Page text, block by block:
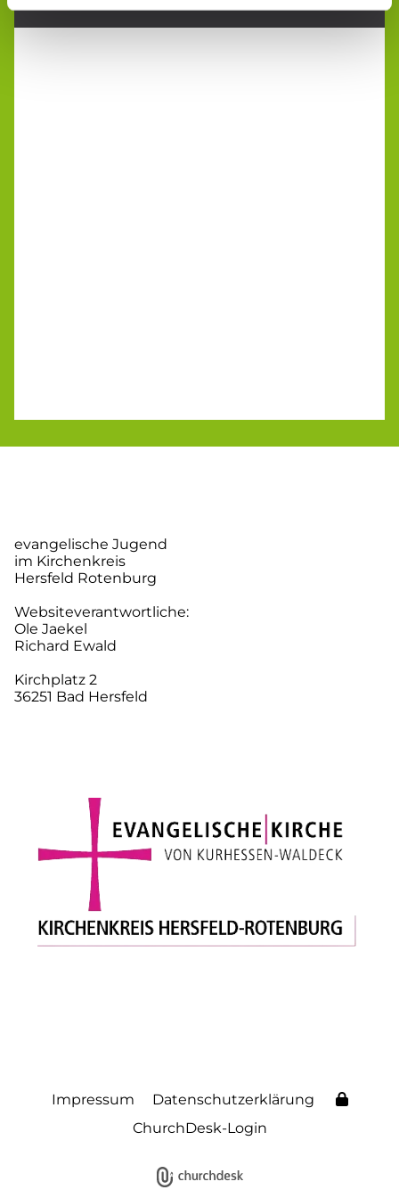
evangelische Jugend
im Kirchenkreis
Hersfeld Rotenburg
Websiteverantwortliche:
Ole Jaekel
Richard Ewald
Kirchplatz 2
36251 Bad Hersfeld
Impressum
Datenschutzerklärung
ChurchDesk-Login